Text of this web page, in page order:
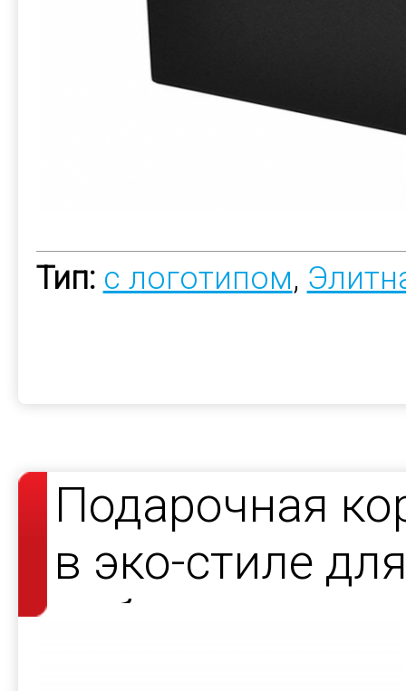
Тип: с логотипом,
Подарочная
в эко-стиле
набора